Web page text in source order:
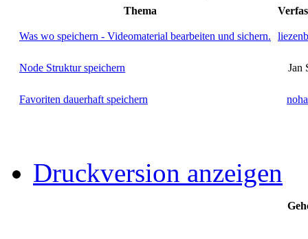
Thema
Was wo speichern - Videomaterial bearbeiten und sichern.
Node Struktur speichern Jan
Favoriten dauerhaft speichern
Druckversion anzeigen